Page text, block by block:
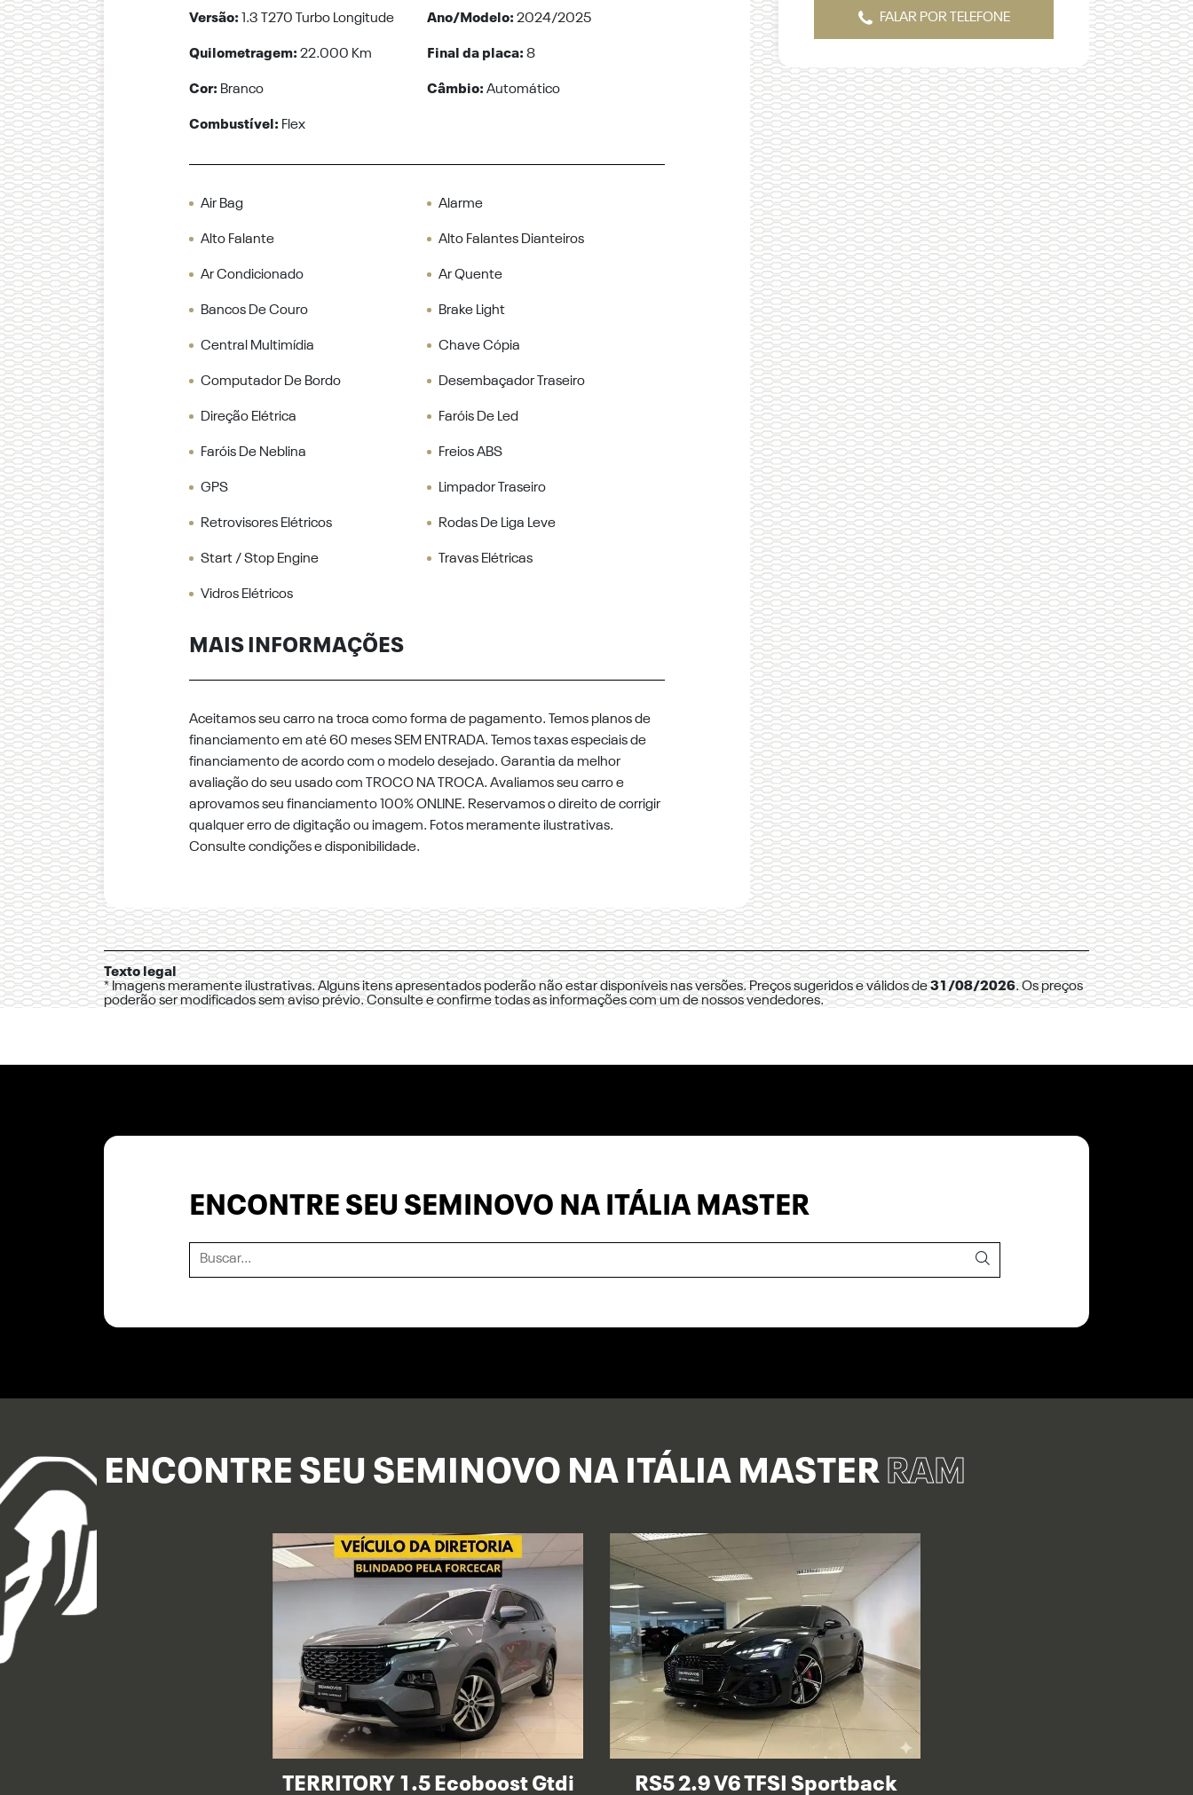
Versão:1.3 T270 Turbo Longitude Ano/Modelo:2024/2025
Quilometragem:22.000 Km Final da placa:8
Cor: Branco Câmbio:Automático
Combustível: Flex
Air Bag Alarme
Alto Falante Alto Falantes Dianteiros
Ar Condicionado Ar Quente
Bancos De Couro Brake Light
Central Multimídia Chave Cópia
Computador De Bordo Desembaçador Traseiro
Direção Elétrica Faróis De Led
Faróis De Neblina Freios ABS
GPS Limpador Traseiro
Retrovisores Elétricos Rodas De Liga Leve
Start / Stop Engine Travas Elétricas
Vidros Elétricos
MAIS INFORMAÇÕES
Aceitamos seu carro na troca como forma de pagamento. Temos planos de
financiamento em até 60 meses SEM ENTRADA. Temos taxas especiais de
financiamento de acordo com o modelo desejado. Garantia da melhor
avaliação do seu usado com TROCO NA TROCA. Avaliamos seu carro e
aprovamos seu financiamento 100% ONLINE. Reservamos o direito de corrigir
qualquer erro de digitação ou imagem. Fotos meramente ilustrativas.
Consulte condições e disponibilidade.
FALAR POR TELEFONE
Texto legal
* Imagens meramente ilustrativas. Alguns itens apresentados poderão não estar disponíveis nas versões. Preços sugeridos e válidos de31/08/2026. Os preços
poderão ser modificados sem aviso prévio. Consulte e confirme todas as informações com um de nossos vendedores.
ENCONTRE SEU SEMINOVO NA ITÁLIA MASTER
ENCONTRE SEU SEMINOVO NA ITÁLIA MASTER RAM
TERRITORY 1.5 Ecoboost Gtdi RS5 2.9 V6 TFSI Sportback